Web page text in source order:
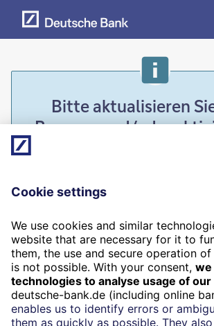
Bitte aktualisieren
Browser und/oder
nutzen zu können, benötigen Sie
Sicherheitsgründen sollten Sie
regelmäßig aktualisieren, damit
dem neuesten Stand
Please update your
and/or enable